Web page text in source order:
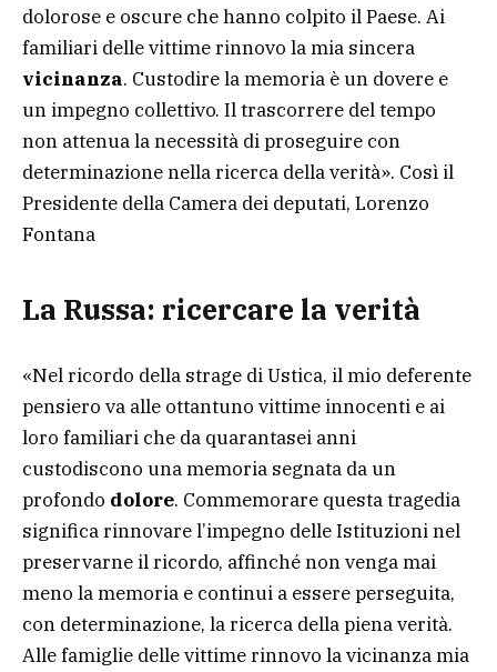
dolorose e oscure che hanno colpito il Paese. Ai
familiari delle vittime rinnovo la mia sincera
vicinanza. Custodire la memoria è un dovere e
un impegno collettivo. Il trascorrere del tempo
non attenua la necessità di proseguire con
determinazione nella ricerca della verità». Così il
Presidente della Camera dei deputati, Lorenzo
Fontana
La Russa: ricercare la verità
«Nel ricordo della strage di Ustica, il mio deferente
pensiero va alle ottantuno vittime innocenti e ai
loro familiari che da quarantasei anni
custodiscono una memoria segnata da un
profondo dolore. Commemorare questa tragedia
significa rinnovare l’impegno delle Istituzioni nel
preservarne il ricordo, affinché non venga mai
meno la memoria e continui a essere perseguita,
con determinazione, la ricerca della piena verità.
Alle famiglie delle vittime rinnovo la vicinanza mia